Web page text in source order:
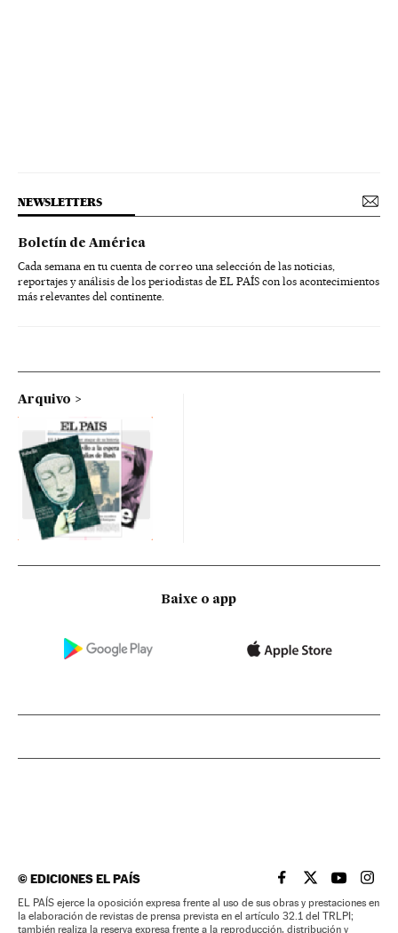
NEWSLETTERS
Boletín de América
Cada semana en tu cuenta de correo una selección de las noticias,
reportajes y análisis de los periodistas de EL PAÍS con los acontecimientos
más relevantes del continente.
Arquivo
Baixe o app
©EDICIONES EL PAÍS EL PAÍS BRASIL EN
EL PAÍSEL PAÍS
EL
EL PAÍS ejerce la oposición expresa frente al uso de sus obras y prestaciones en
la elaboración de revistas de prensa prevista en el artículo 32.1 del TRLPI;
también realiza la reserva expresa frente a la reproducción, distribución y